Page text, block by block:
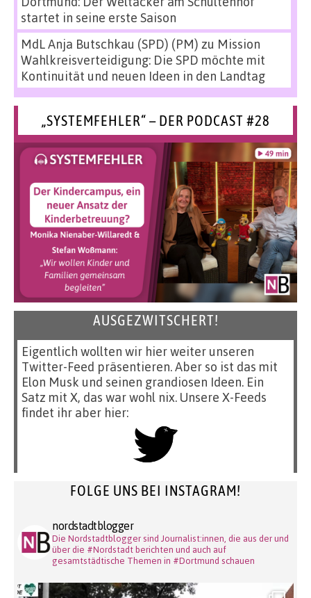
startet in seine erste Saison
MdL Anja Butschkau (SPD) (PM) zu Mission
Wahlkreisverteidigung: Die SPD möchte mit
Kontinuität und neuen Ideen in den Landtag
„SYSTEMFEHLER“ – DER PODCAST #28
AUSGEZWITSCHERT!
Eigentlich wollten wir hier weiter unseren
Twitter-Feed präsentieren. Aber so ist das mit
Elon Musk und seinen grandiosen Ideen. Ein
Satz mit X, das war wohl nix. Unsere X-Feeds
findet ihr aber hier:
FOLGE UNS BEI INSTAGRAM!
nordstadtblogger
Die Nordstadtblogger sind Journalist:innen, die aus der und
über die #Nordstadt berichten und auch auf
gesamtstädtische Themen in #Dortmund schauen